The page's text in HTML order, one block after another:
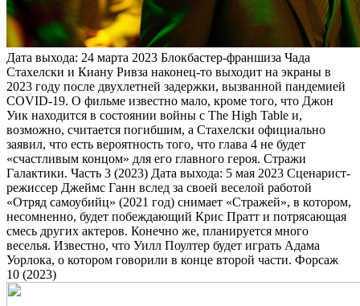
Дата выхода: 24 марта 2023 Блокбастер-франшиза Чада
Стахелски и Киану Ривза наконец-то выходит на экраны в
2023 году после двухлетней задержки, вызванной пандемией
COVID-19. О фильме известно мало, кроме того, что Джон
Уик находится в состоянии войны с The High Table и,
возможно, считается погибшим, а Стахелски официально
заявил, что есть вероятность того, что глава 4 не будет
«счастливым концом» для его главного героя. Стражи
Галактики. Часть 3 (2023) Дата выхода: 5 мая 2023 Сценарист-
режиссер Джеймс Ганн вслед за своей веселой работой
«Отряд самоубийц» (2021 год) снимает «Стражей», в котором,
несомненно, будет побеждающий Крис Пратт и потрясающая
смесь других актеров. Конечно же, планируется много
веселья. Известно, что Уилл Поултер будет играть Адама
Уорлока, о котором говорили в конце второй части. Форсаж
10 (2023)